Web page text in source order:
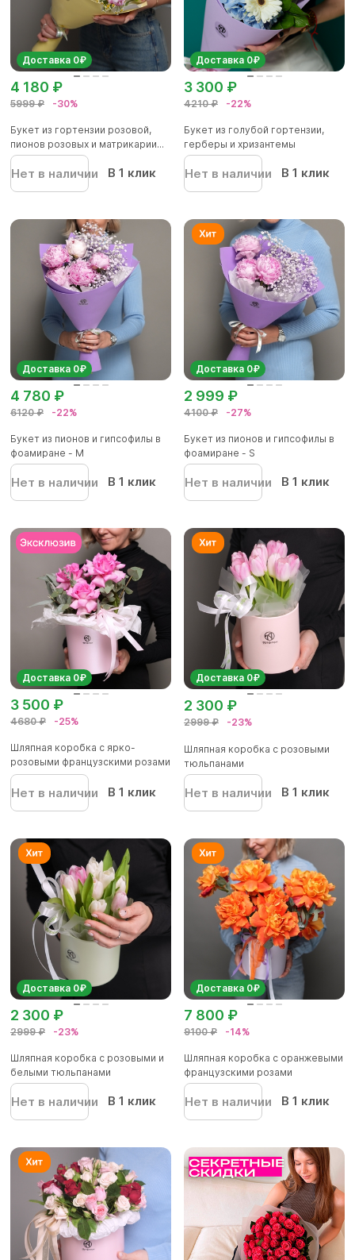
Доставка 0₽
5999 ₽ -30%
4 180 ₽
Букет из гортензии розовой,
пионов розовых и матрикарии...
Нет в наличии В 1 клик
Доставка 0₽
4210 ₽ -22%
3 300 ₽
Букет из голубой гортензии,
герберы и хризантемы
Нет в наличии В 1 клик
Доставка 0₽
6120 ₽ -22%
4 780 ₽
Букет из пионов и гипсофилы в
фоамиране - M
Нет в наличии В 1 клик
Доставка 0₽
4100 ₽ -27%
2 999 ₽
Букет из пионов и гипсофилы в
фоамиране - S
Нет в наличии В 1 клик
Доставка 0₽
4680 ₽ -25%
3 500 ₽
Шляпная коробка с ярко-
розовыми французскими розами
- M
Нет в наличии В 1 клик
Доставка 0₽
2999 ₽ -23%
2 300 ₽
Шляпная коробка с розовыми
тюльпанами
Нет в наличии В 1 клик
Доставка 0₽
2999 ₽ -23%
2 300 ₽
Шляпная коробка с розовыми и
белыми тюльпанами
Нет в наличии В 1 клик
Доставка 0₽
9100 ₽ -14%
7 800 ₽
Шляпная коробка с оранжевыми
французскими розами
Нет в наличии В 1 клик